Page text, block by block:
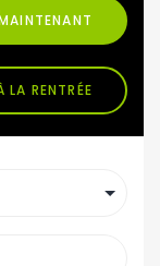
LA RENTRÉE